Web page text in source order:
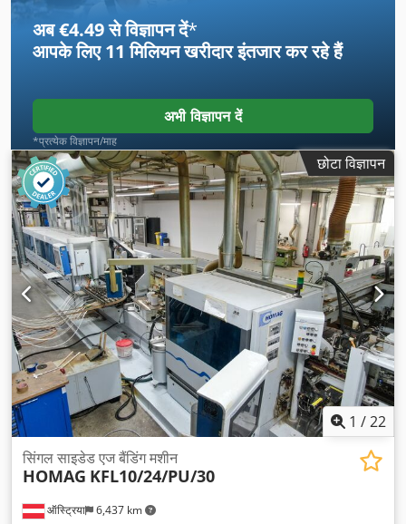
अब €4.49 से विज्ञापन दें*
आपके लिए11 मिलियन खरीदारइंतजार कर रहे हैं
अभी विज्ञापन दें
*प्रत्येक विज्ञापन/माह
छोटा विज्ञापन
1 /22
ऑस्ट्रिया 6,437 km
सिंगल साइडेड एज बैंडिंग मशीन
HOMAG KFL10/24/PU/30